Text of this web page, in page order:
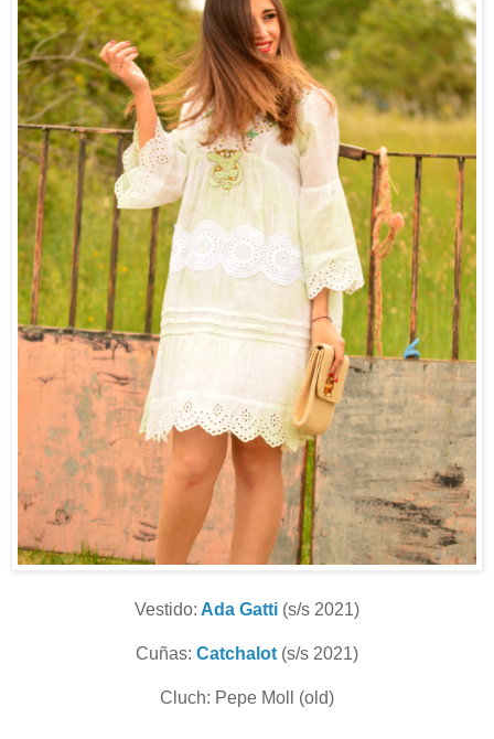
Vestido: Ada Gatti (s/s 2021)
Cuñas: Catchalot (s/s 2021)
Cluch: Pepe Moll (old)